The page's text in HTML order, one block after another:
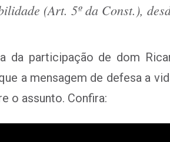
(Art. 5º da Const.),
da participação de dom
a mensagem de defesa a
o assunto. Confira: